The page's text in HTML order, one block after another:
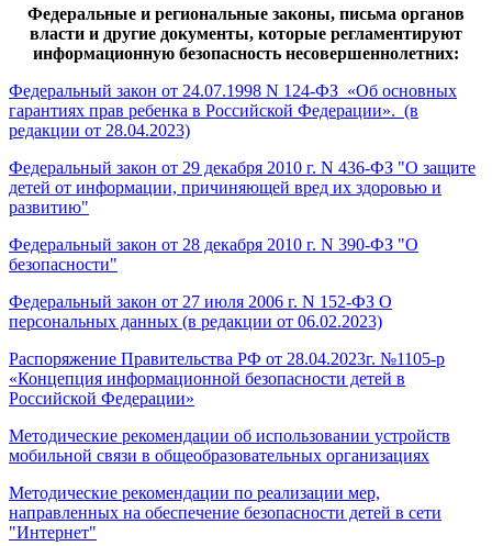
Федеральные и региональные законы, письма органов
власти и другие документы, которые регламентируют
информационную безопасность несовершеннолетних:
Федеральный закон от 24.07.1998 N 124-ФЗ «Об основных
гарантиях прав ребенка в Российской Федерации». (в
редакции от 28.04.2023)
Федеральный закон от 29 декабря 2010 г. N 436-ФЗ "О защите
детей от информации, причиняющей вред их здоровью и
развитию"
Федеральный закон от 28 декабря 2010 г. N 390-ФЗ "О
безопасности"
Федеральный закон от 27 июля 2006 г. N 152-ФЗ О
персональных данных (в редакции от 06.02.2023)
Распоряжение Правительства РФ от 28.04.2023г. №1105-p
«Концепция информационной безопасности детей в
Российской Федерации»
Методические рекомендации об использовании устройств
мобильной связи в общеобразовательных организациях
Методические рекомендации по реализации мер,
направленных на обеспечение безопасности детей в сети
"Интернет"